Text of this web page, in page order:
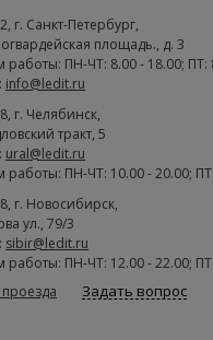
, г. Cанкт-Петербург,
площадь., д. 3
работы: ПН-ЧТ: 8.00 - 18.00; ПТ:
info@ledit.ru
, г. Челябинск,
тракт, 5
ural@ledit.ru
работы: ПН-ЧТ: 10.00 - 20.00;
, г. Новосибирск,
ул., 79/3
sibir@ledit.ru
работы: ПН-ЧТ: 12.00 - 22.00;
проезда
Задать вопрос